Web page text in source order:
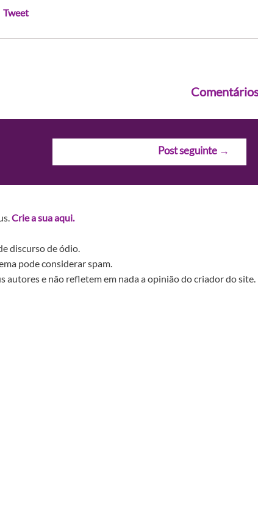
Tweet
Post seguinte →
Crie a sua aqui.
discurso de ódio.
pode considerar spam.
autores e não refletem em nada a opinião do criador do site.